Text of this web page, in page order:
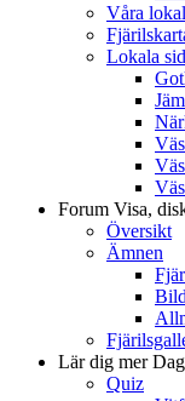
Våra
Lokala
Forum Visa,
Översikt
Ämnen
Lär dig mer
Quiz